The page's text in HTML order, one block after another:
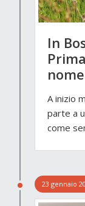
In
A inizio
parte a
come
23 gennaio